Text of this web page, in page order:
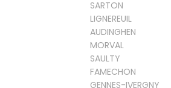
SARTON
LIGNEREUIL
AUDINGHEN
MORVAL
SAULTY
FAMECHON
GENNES-IVERGNY